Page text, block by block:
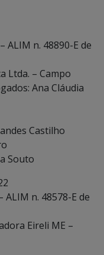
ALIM n. 48890-E de
Ltda. – Campo
Ana Cláudia
Castilho
Souto
n. 48578-E de
Eireli ME –